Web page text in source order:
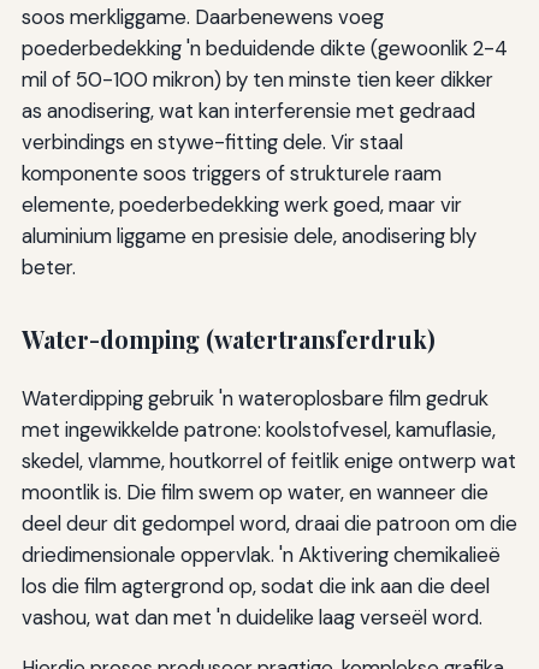
soos merkliggame. Daarbenewens voeg
poederbedekking 'n beduidende dikte (gewoonlik 2-4
mil of 50-100 mikron) by ten minste tien keer dikker
as anodisering, wat kan interferensie met gedraad
verbindings en stywe-fitting dele. Vir staal
komponente soos triggers of strukturele raam
elemente, poederbedekking werk goed, maar vir
aluminium liggame en presisie dele, anodisering bly
beter.
Water-domping (watertransferdruk)
Waterdipping gebruik 'n wateroplosbare film gedruk
met ingewikkelde patrone: koolstofvesel, kamuflasie,
skedel, vlamme, houtkorrel of feitlik enige ontwerp wat
moontlik is. Die film swem op water, en wanneer die
deel deur dit gedompel word, draai die patroon om die
driedimensionale oppervlak. 'n Aktivering chemikalieë
los die film agtergrond op, sodat die ink aan die deel
vashou, wat dan met 'n duidelike laag verseël word.